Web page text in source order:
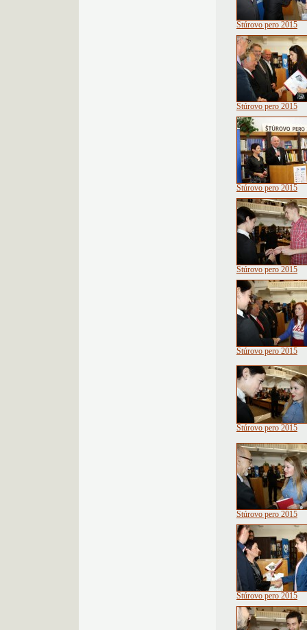
Štúrovo pero 2015
Štúrovo pero 2015
Štúrovo pero 2015
Štúrovo pero 2015
Štúrovo pero 2015
Štúrovo pero 2015
Štúrovo pero 2015
Štúrovo pero 2015